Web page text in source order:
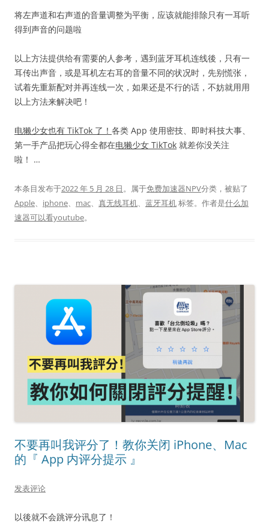
将左声道和右声道的音量调整为平衡，应该就能排除只有一耳听
得到声音的问题啦
以上方法提供给有需要的人参考，遇到蓝牙耳机连线後，只有一
耳传出声音，或是耳机左右耳的音量不同的状况时，先别慌张，
试着先重新配对并再连线一次，如果还是不行的话，不妨就用用
以上方法来解决吧！
电獭少女也有 TikTok 了！ 各类 App 使用密技、即时科技大事、
第一手产品把玩心得全都在电獭少女 TikTok 就差你没关注
啦！ …
本条目发布于2022 年 5 月 28 日。属于免费加速器NPV分类，被贴了
Apple、 iphone、 mac、 真无线耳机、 蓝牙耳机标签。 作者是什么加
速器可以看youtube。
不要再叫我评分了！教你关闭 iPhone、Mac
的『 App 内评分提示 』
发表评论
以後就不会跳评分讯息了！